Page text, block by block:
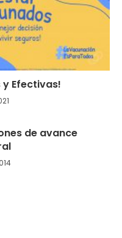
y Efectivas!
de avance